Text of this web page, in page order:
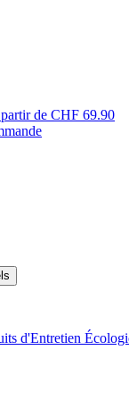
de CHF 69.90
d'Entretien